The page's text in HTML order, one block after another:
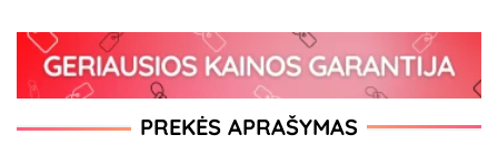
PREKĖS APRAŠYMAS